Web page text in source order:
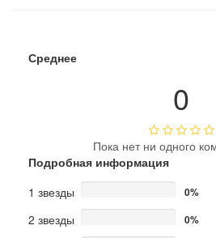
Среднее
0
Пока нет ни одного
Подробная информация
1 звезды
0%
2 звезды 0%